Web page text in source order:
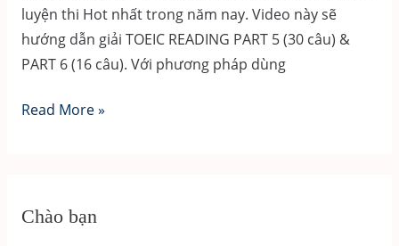
đáp
án
+
dẫn
luyện thi Hot nhất trong năm nay. Video này sẽ
hướng dẫn giải TOEIC READING PART 5 (30 câu) &
PART 6 (16 câu). Với phương pháp dùng
Giải
ETS
Read More »
Chào bạn